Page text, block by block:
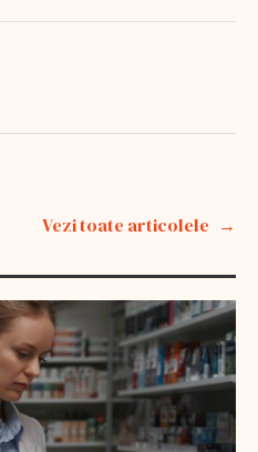
Vezi toate articolele